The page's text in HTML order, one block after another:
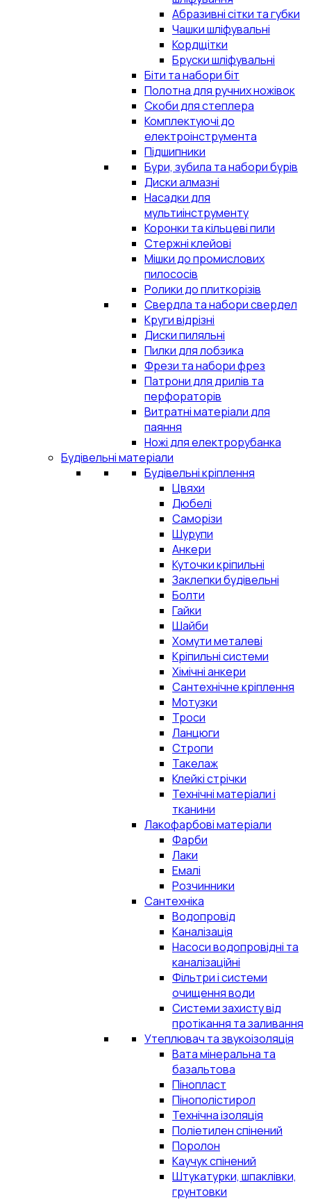
Абразивні сітки та губки
Чашки шліфувальні
Кордщітки
Бруски шліфувальні
Біти та набори біт
Полотна для ручних ножівок
Скоби для степлера
Комплектуючі до
електроінструмента
Підшипники
Бури, зубила та набори бурів
Диски алмазні
Насадки для
мультиінструменту
Коронки та кільцеві пили
Стержні клейові
Мішки до промислових
пилососів
Ролики до плиткорізів
Свердла та набори свердел
Круги відрізні
Диски пиляльні
Пилки для лобзика
Фрези та набори фрез
Патрони для дрилів та
перфораторів
Витратні матеріали для
паяння
Ножі для електрорубанка
Будівельні матеріали
Будівельні кріплення
Цвяхи
Дюбелі
Саморізи
Шурупи
Анкери
Куточки кріпильні
Заклепки будівельні
Болти
Гайки
Шайби
Хомути металеві
Кріпильні системи
Хімічні анкери
Сантехнічне кріплення
Мотузки
Троси
Ланцюги
Стропи
Такелаж
Клейкі стрічки
Технічні матеріали і
тканини
Лакофарбові матеріали
Фарби
Лаки
Емалі
Розчинники
Сантехніка
Водопровід
Каналізація
Насоси водопровідні та
каналізаційні
Фільтри і системи
очищення води
Системи захисту від
протікання та заливання
Утеплювач та звукоізоляція
Вата мінеральна та
базальтова
Пінопласт
Пінополістирол
Технічна ізоляція
Поліетилен спінений
Поролон
Каучук спінений
Штукатурки, шпаклівки,
грунтовки